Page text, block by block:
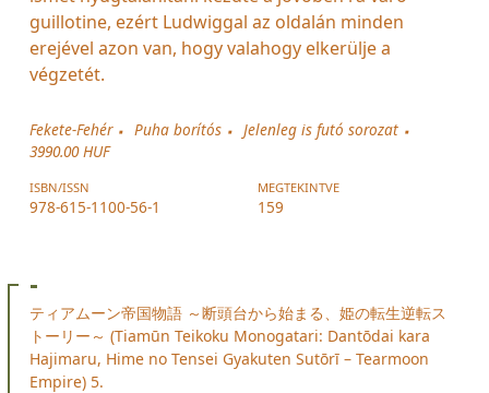
guillotine, ezért Ludwiggal az oldalán minden
erejével azon van, hogy valahogy elkerülje a
végzetét.
Fekete-Fehér Puha borítós
Jelenleg is futó sorozat
3990.00 HUF
ISBN/ISSN
978-615-1100-56-1
MEGTEKINTVE
159
-
ティアムーン帝国物語 ～断頭台から始まる、姫の転生逆転ス
トーリー～ (Tiamūn Teikoku Monogatari: Dantōdai kara
Hajimaru, Hime no Tensei Gyakuten Sutōrī – Tearmoon
Empire) 5.